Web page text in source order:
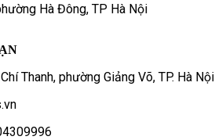
Hà Đông, TP Hà Nội
Thanh, phường Giảng Võ, TP. Hà Nội